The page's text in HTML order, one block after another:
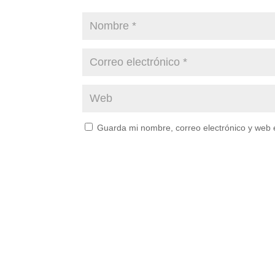
Guarda mi nombre, correo electrónico y